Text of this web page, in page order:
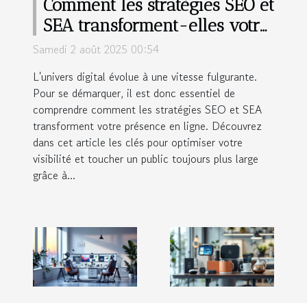
Comment les stratégies SEO et
SEA transforment-elles votre
présence en ligne ?
Samedi 2 août 2025 00:54
L'univers digital évolue à une vitesse fulgurante.
Pour se démarquer, il est donc essentiel de
comprendre comment les stratégies SEO et SEA
transforment votre présence en ligne. Découvrez
dans cet article les clés pour optimiser votre
visibilité et toucher un public toujours plus large
grâce à...